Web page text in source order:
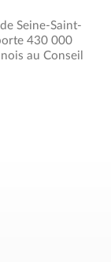
Seine-Saint-
430 000
au Conseil